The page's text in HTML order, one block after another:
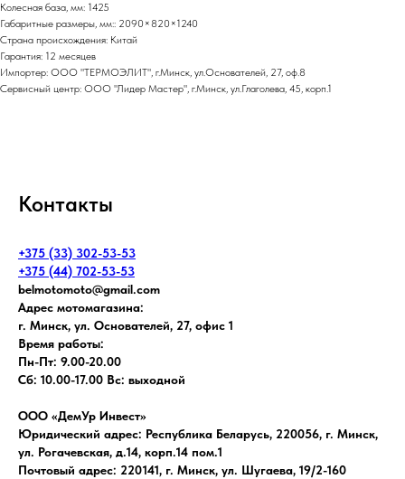
Колесная база, мм: 1425
Габаритные размеры, мм:: 2090×820×1240
Страна происхождения: Китай
Гарантия: 12 месяцев
Импортер: ООО "ТЕРМОЭЛИТ", г.Минск, ул.Основателей, 27, оф.8
Сервисный центр: ООО "Лидер Мастер", г.Минск, ул.Глаголева, 45, корп.1
Контакты
+375 (33) 302-53-53
+375 (44) 702-53-53
belmotomoto@gmail.com
Адрес мотомагазина:
г. Минск, ул. Основателей, 27, офис 1
Время работы:
Пн-Пт: 9.00-20.00
Сб: 10.00-17.00 Вс: выходной
ООО «ДемУр Инвест»
Юридический адрес: Республика Беларусь, 220056, г. Минск,
ул. Рогачевская, д.14, корп.14 пом.1
Почтовый адрес: 220141, г. Минск, ул. Шугаева, 19/2-160